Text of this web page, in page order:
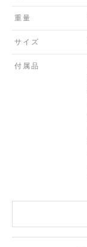
重量
サイズ
付属品